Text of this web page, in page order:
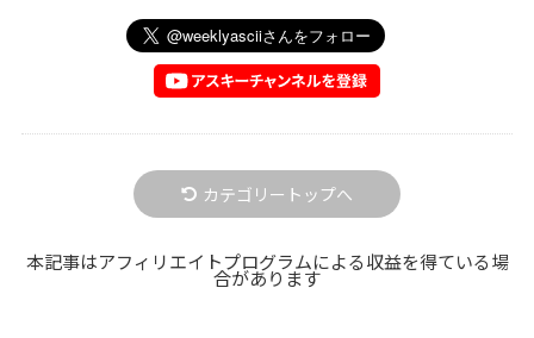
カテゴリートップへ
本記事はアフィリエイトプログラムによる収益を得ている場
合があります